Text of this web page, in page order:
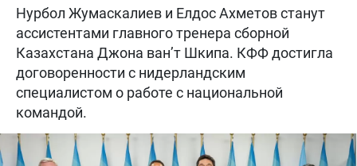
Нурбол Жумаскалиев и Елдос Ахметов станут
ассистентами главного тренера сборной
Казахстана Джона ван’т Шкипа. КФФ достигла
договоренности с нидерландским
специалистом о работе с национальной
командой.